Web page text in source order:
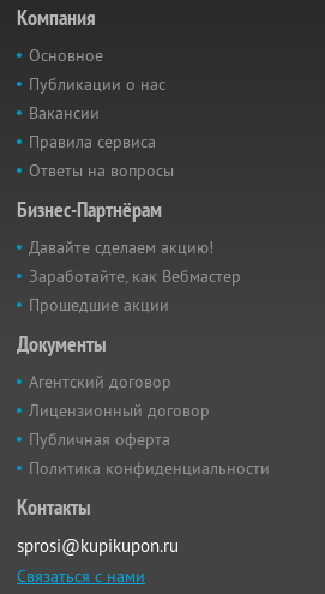
Компания
Основное
Публикации о нас
Вакансии
Правила сервиса
Ответы на вопросы
Бизнес-Партнёрам
Давайте сделаем акцию!
Заработайте, как Вебмастер
Прошедшие акции
Документы
Агентский договор
Лицензионный договор
Публичная оферта
Политика конфиденциальности
Контакты
sprosi@kupikupon.ru
Связаться с нами